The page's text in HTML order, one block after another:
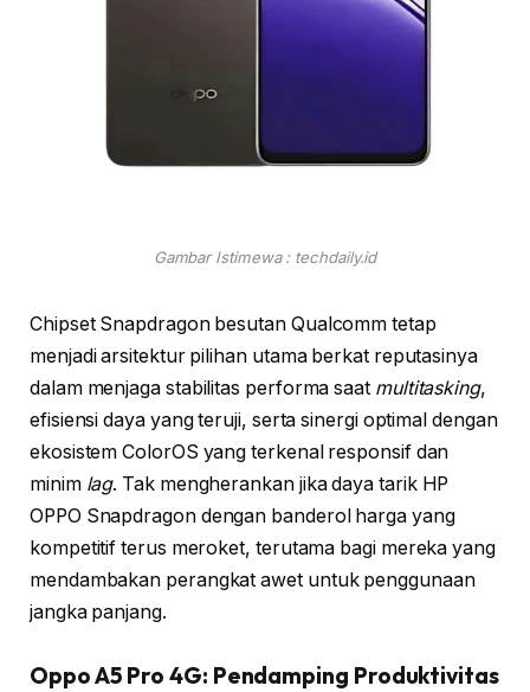
Gambar Istimewa : techdaily.id
Chipset Snapdragon besutan Qualcomm tetap
menjadi arsitektur pilihan utama berkat reputasinya
dalam menjaga stabilitas performa saat multitasking,
efisiensi daya yang teruji, serta sinergi optimal dengan
ekosistem ColorOS yang terkenal responsif dan
minim lag. Tak mengherankan jika daya tarik HP
OPPO Snapdragon dengan banderol harga yang
kompetitif terus meroket, terutama bagi mereka yang
mendambakan perangkat awet untuk penggunaan
jangka panjang.
Oppo A5 Pro 4G: Pendamping Produktivitas